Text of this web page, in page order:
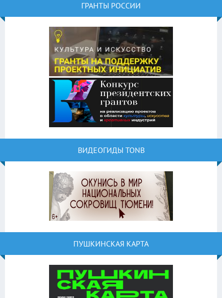
ГРАНТЫ РОССИИ
ВИДЕОГИДЫ TONB
ПУШКИНСКАЯ КАРТА